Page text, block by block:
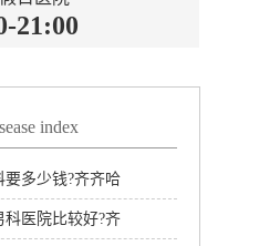
21:00
index
多少钱?齐齐哈
医院比较好?齐